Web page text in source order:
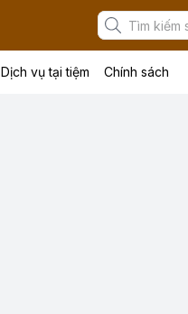
Dịch vụ tại tiệm Chính sách